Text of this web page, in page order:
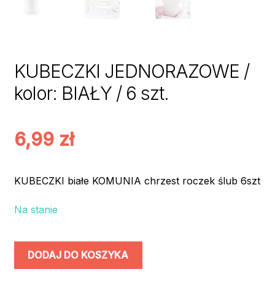
KUBECZKI JEDNORAZOWE /
kolor: BIAŁY / 6 szt.
6,99 zł
KUBECZKI białe KOMUNIA chrzest roczek ślub 6szt
Na stanie
ilość
DODAJ DO KOSZYKA